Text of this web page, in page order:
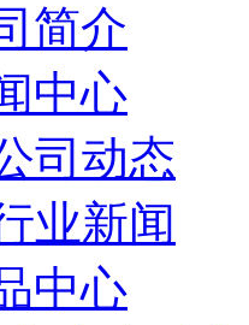
简介
中心
司动态
业新闻
中心